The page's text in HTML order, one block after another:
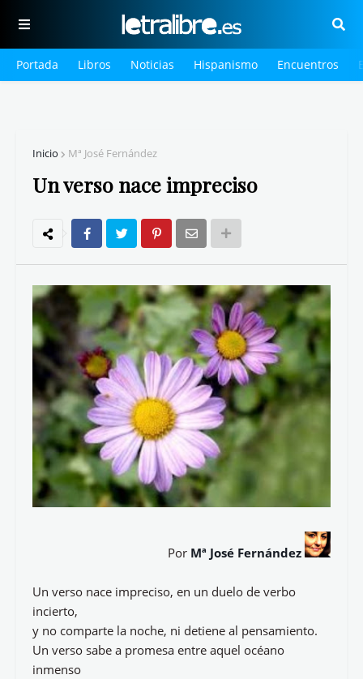
Portada Libros Noticias Hispanismo Encuentros
Inicio Mª José Fernández
Un verso nace impreciso
Por Mª José Fernández
Un verso nace impreciso, en un duelo de verbo
incierto,
y no comparte la noche, ni detiene al pensamiento.
Un verso sabe a promesa entre aquel océano
inmenso